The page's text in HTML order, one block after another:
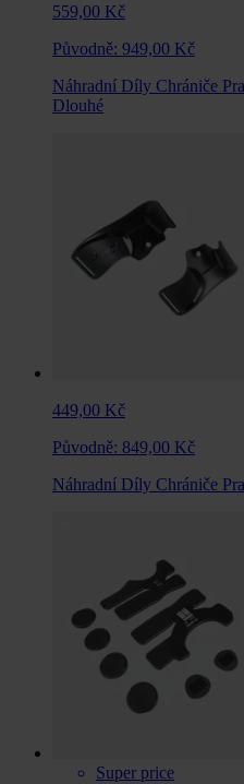
559,00 Kč
Původně: 949,00 Kč
Náhradní Díly Chrániče
Dlouhé
449,00 Kč
Původně: 849,00 Kč
Náhradní Díly Chrániče
Super price